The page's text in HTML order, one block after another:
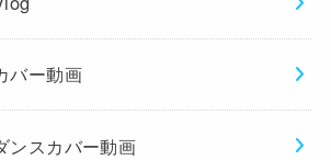
バー動画
ンスカバー動画